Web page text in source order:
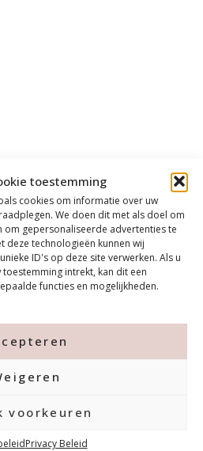
toestemming
cookies om informatie over uw
We doen dit met als doel om
om gepersonaliseerde advertenties te
deze technologieën kunnen wij
ID's op deze site verwerken. Als u
intrekt, kan dit een
functies en mogelijkheden.
voorkeuren
Privacy Beleid
Delft